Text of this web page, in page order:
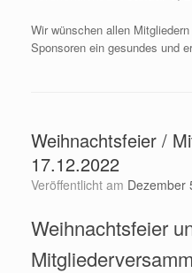
Wir wünschen allen
Sponsoren ein gesundes und
Weihnachtsfeier /
17.12.2022
Veröffentlicht am Dezember
Weihnachtsfeier